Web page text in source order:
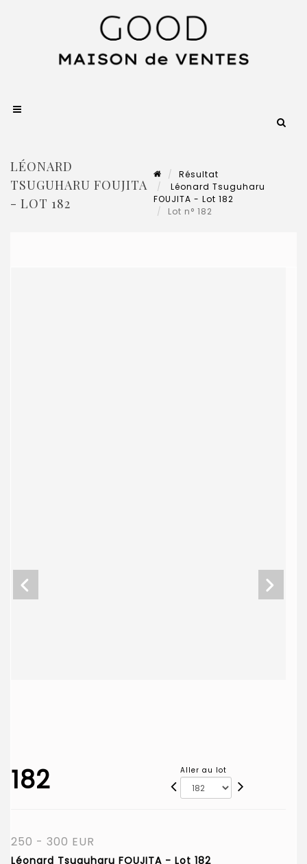
LÉONARD
TSUGUHARU FOUJITA
- LOT 182
Résultat
Léonard Tsuguharu
FOUJITA - Lot 182
Lot n° 182
182 Aller au lot
250 - 300 EUR
Léonard Tsuguharu FOUJITA - Lot 182